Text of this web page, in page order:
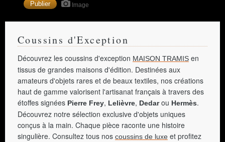
Image
Coussins d'Exception
Découvrez les coussins d'exception MAISON TRAMIS en
tissus de grandes maisons d'édition. Destinées aux
amateurs d'objets rares et de beaux textiles, nos créations
haut de gamme valorisent l'artisanat français à travers des
étoffes signées Pierre Frey, Lelièvre, Dedarou Hermès.
Découvrez notre sélection exclusive d'objets uniques
conçus à la main. Chaque pièce raconte une histoire
singulière. Consultez tous nos coussins de luxe et profitez